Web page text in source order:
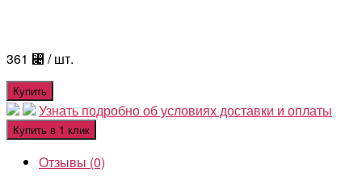
361 ⃄ / шт.
Купить
Узнать подробно об условиях доставки и оплаты
Купить в 1 клик
Отзывы (0)